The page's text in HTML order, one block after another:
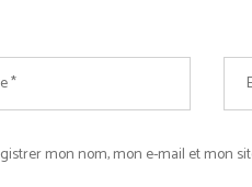
mon nom, mon e-mail et mon